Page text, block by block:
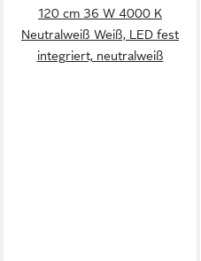
120 cm 36 W 4000 K
Neutralweiß Weiß, LED fest
integriert, neutralweiß